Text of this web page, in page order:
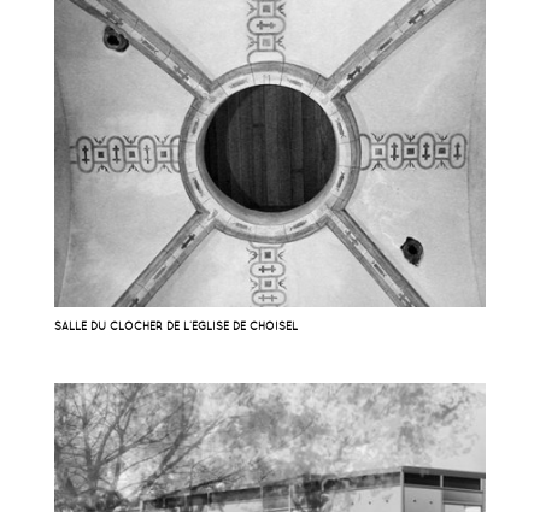
SALLE DU CLOCHER DE L’ÉGLISE DE CHOISEL